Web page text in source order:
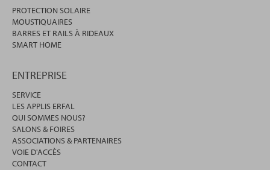
PROTECTION SOLAIRE
MOUSTIQUAIRES
BARRES ET RAILS À RIDEAUX
SMART HOME
ENTREPRISE
SERVICE
LES APPLIS ERFAL
QUI SOMMES NOUS?
SALONS & FOIRES
ASSOCIATIONS & PARTENAIRES
VOIE D'ACCÈS
CONTACT